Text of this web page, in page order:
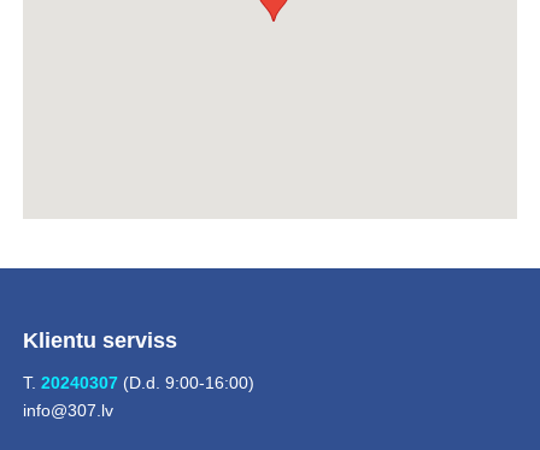
Klientu serviss
T. 20240307(D.d. 9:00-16:00)
info@307.lv